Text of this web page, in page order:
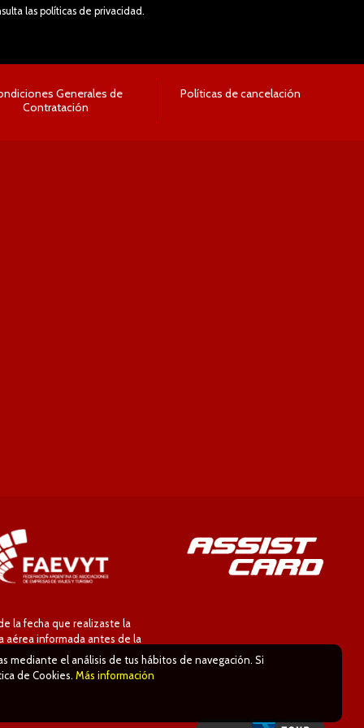
las políticas de privacidad.
Generales de
Contratación
Políticas de cancelación
la fecha que realizaste la
aérea informada antes de la
mediante el análisis de tus hábitos de navegación. Si
de Cookies.Más información